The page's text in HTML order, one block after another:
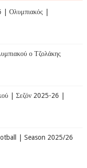
Ολυμπιακός |
ο Τζολάκης
| Σεζόν 2025-26 |
| Season 2025/26